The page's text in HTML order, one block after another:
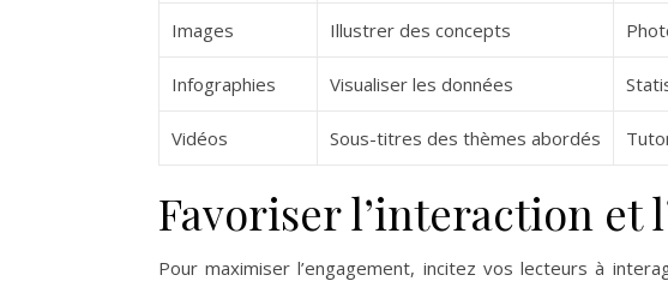
Images Illustrer des concepts
Infographies Visualiser les données
Vidéos Sous-titres des thèmes abordés
Favoriser l’interaction et
Pour maximiser l’engagement, incitez vos lecteurs à